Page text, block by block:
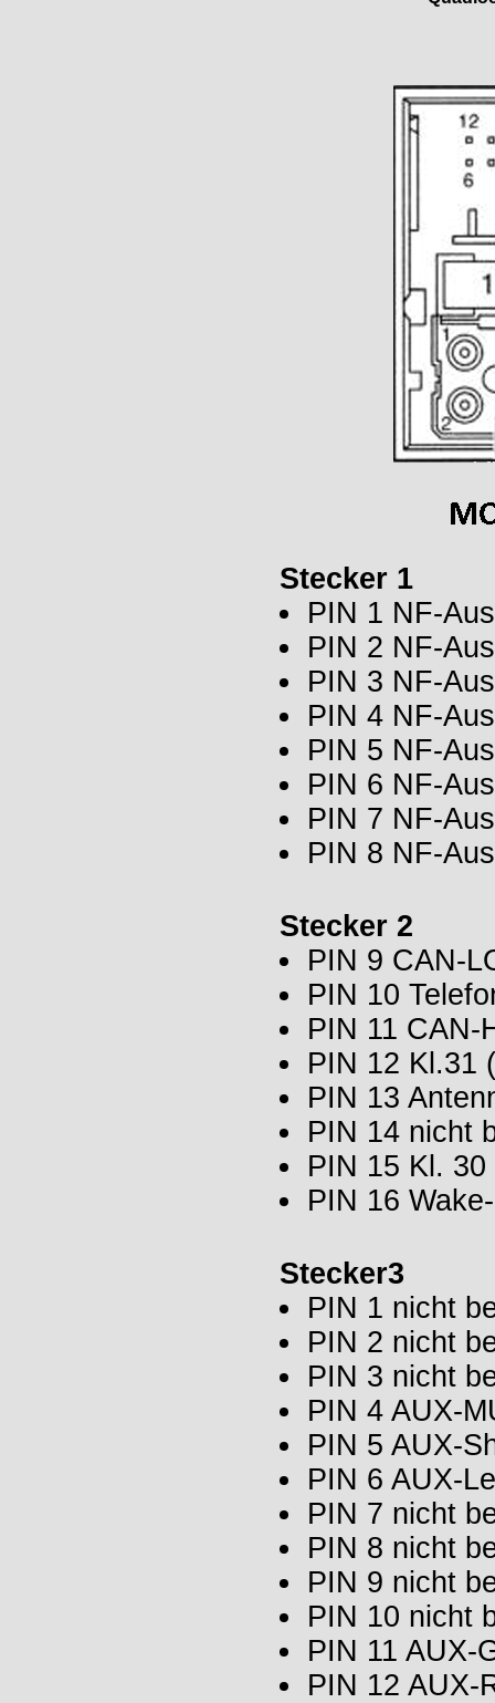
Stecker 1
PIN 1 NF-
PIN 2 NF-
PIN 3 NF-
PIN 4 NF-
PIN 5 NF-
PIN 6 NF-
PIN 7 NF-
PIN 8 NF-
Stecker 2
PIN 9 CAN-
PIN 10
PIN 11 CAN-
PIN 12 Kl.31
PIN 13
PIN 14 nicht
PIN 15 Kl.
PIN 16
Stecker3
PIN 1 nicht
PIN 2 nicht
PIN 3 nicht
PIN 4 AUX-
PIN 5 AUX-
PIN 6 AUX-
PIN 7 nicht
PIN 8 nicht
PIN 9 nicht
PIN 10 nicht
PIN 11 AUX-
PIN 12 AUX-